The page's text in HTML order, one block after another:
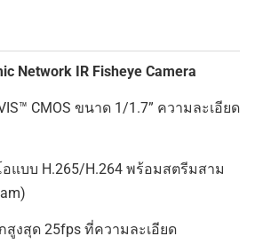
Network IR Fisheye Camera
CMOS ขนาด 1/1.7” ความละเอียด
อแบบ H.265/H.264 พร้อมสตรีมสาม
สูงสุด 25fps ที่ความละเอียด